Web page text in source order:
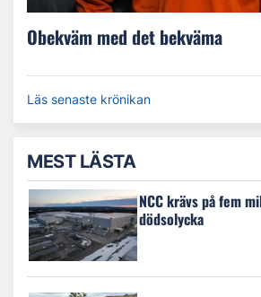
Obekväm med det bekväma
Läs senaste krönikan
MEST LÄSTA
NCC krävs på fem
dödsolycka